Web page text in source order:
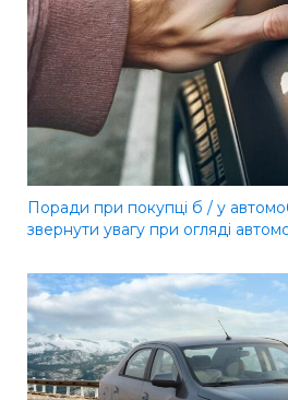
Поради при покупці б / у
звернути увагу при огляді